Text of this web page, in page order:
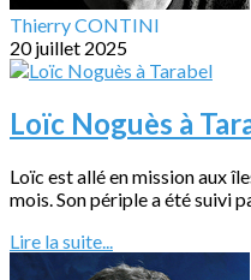
Thierry CONTINI
20 juillet 2025
Loïc Noguès à
Loïc est allé en mission aux
mois. Son périple a été suivi
Lire la suite...